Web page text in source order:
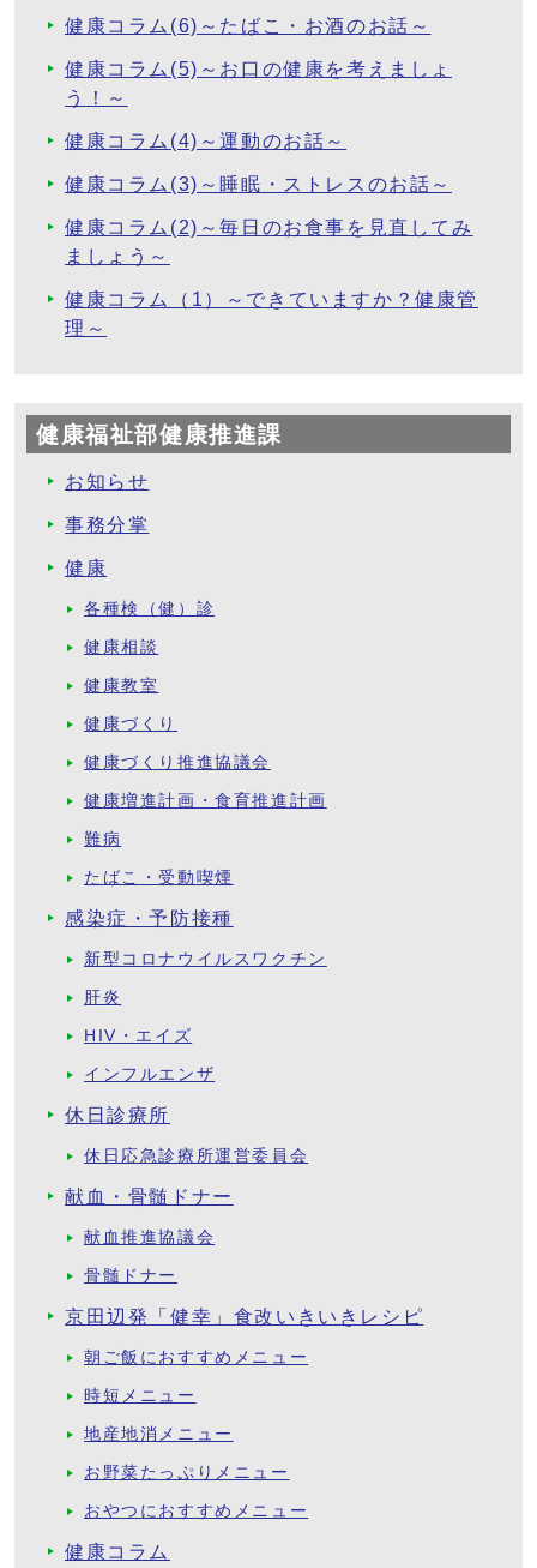
健康コラム(6)～たばこ・お酒のお話～
健康コラム(5)～お口の健康を考えましょ
う！～
健康コラム(4)～運動のお話～
健康コラム(3)～睡眠・ストレスのお話～
健康コラム(2)～毎日のお食事を見直してみ
ましょう～
健康コラム（1）～できていますか？健康管
理～
健康福祉部健康推進課
お知らせ
事務分掌
健康
各種検（健）診
健康相談
健康教室
健康づくり
健康づくり推進協議会
健康増進計画・食育推進計画
難病
たばこ・受動喫煙
感染症・予防接種
新型コロナウイルスワクチン
肝炎
HIV・エイズ
インフルエンザ
休日診療所
休日応急診療所運営委員会
献血・骨髄ドナー
献血推進協議会
骨髄ドナー
京田辺発「健幸」食改いきいきレシピ
朝ご飯におすすめメニュー
時短メニュー
地産地消メニュー
お野菜たっぷりメニュー
おやつにおすすめメニュー
健康コラム